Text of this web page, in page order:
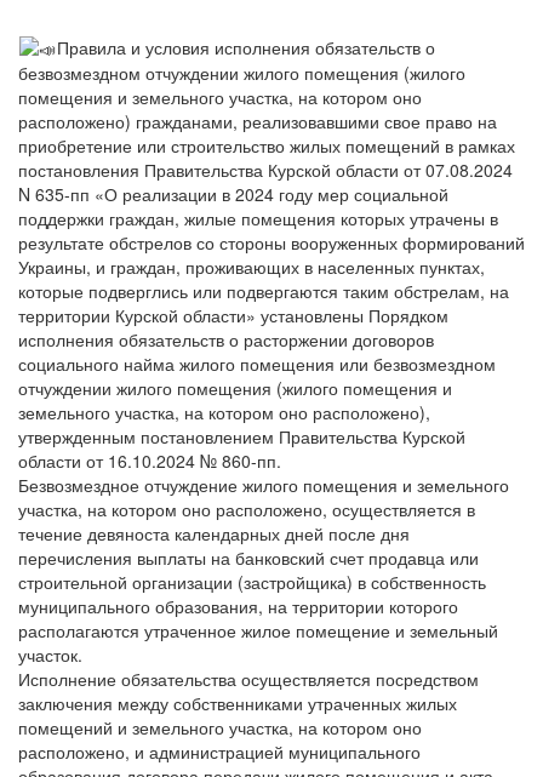
Правила и условия исполнения обязательств о
безвозмездном отчуждении жилого помещения (жилого
помещения и земельного участка, на котором оно
расположено) гражданами, реализовавшими свое право на
приобретение или строительство жилых помещений в рамках
постановления Правительства Курской области от 07.08.2024
N 635-пп «О реализации в 2024 году мер социальной
поддержки граждан, жилые помещения которых утрачены в
результате обстрелов со стороны вооруженных формирований
Украины, и граждан, проживающих в населенных пунктах,
которые подверглись или подвергаются таким обстрелам, на
территории Курской области» установлены Порядком
исполнения обязательств о расторжении договоров
социального найма жилого помещения или безвозмездном
отчуждении жилого помещения (жилого помещения и
земельного участка, на котором оно расположено),
утвержденным постановлением Правительства Курской
области от 16.10.2024 № 860-пп.
Безвозмездное отчуждение жилого помещения и земельного
участка, на котором оно расположено, осуществляется в
течение девяноста календарных дней после дня
перечисления выплаты на банковский счет продавца или
строительной организации (застройщика) в собственность
муниципального образования, на территории которого
располагаются утраченное жилое помещение и земельный
участок.
Исполнение обязательства осуществляется посредством
заключения между собственниками утраченных жилых
помещений и земельного участка, на котором оно
расположено, и администрацией муниципального